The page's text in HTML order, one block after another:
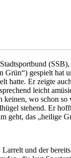
Grün“) gespielt hat
hatte. Er zeigte
leicht
keinen, wo schon
stehend. Er
geht, das „heilige
und der